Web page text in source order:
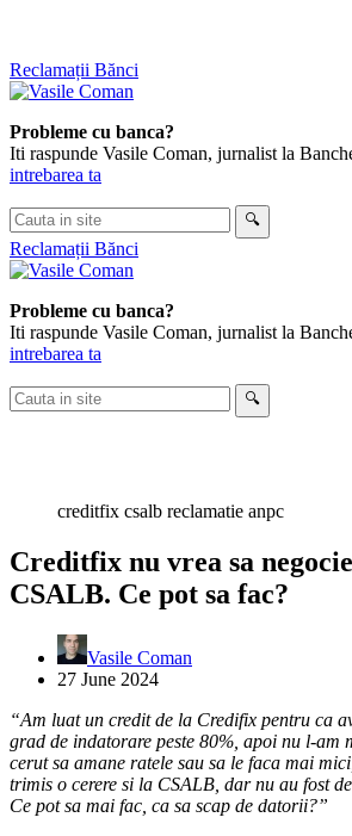
Skip
to
Reclamații Bănci
Probleme cu banca?
Iti raspunde Vasile Coman, jurnalist la
intrebarea ta
Cauta
in
site
🔍
Reclamații Bănci
Probleme cu banca?
Iti raspunde Vasile Coman, jurnalist la
intrebarea ta
Cauta
in
🔍
creditfix csalb reclamatie anpc
Creditfix nu vrea sa
CSALB. Ce pot sa fac?
Vasile Coman
27 June 2024
“Am luat un credit de la Credifix pentru ca
grad de indatorare peste 80%, apoi nu l-am
cerut sa amane ratele sau sa le faca mai
trimis o cerere si la CSALB, dar nu au fost
Ce pot sa mai fac, ca sa scap de datorii?”